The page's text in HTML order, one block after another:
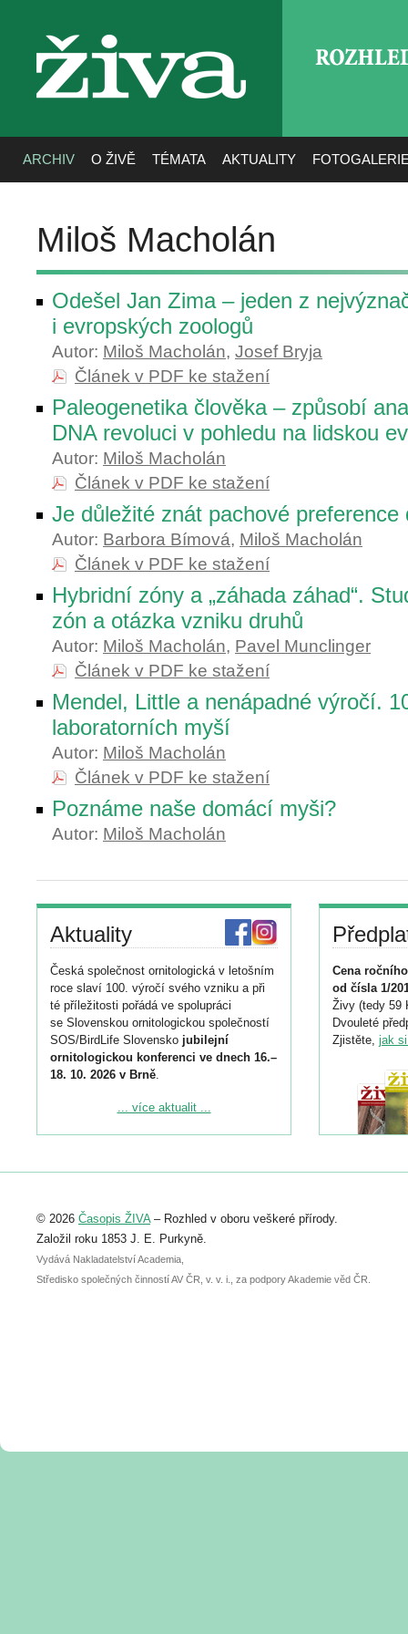
živa
ARCHIV O ŽIVĚ TÉMATA AKTUALITY
Miloš Macholán
Odešel Jan Zima – jeden z
i evropských zoologů
Autor: Miloš Macholán, Josef Bryja
Článek v PDF ke stažení
Paleogenetika člověka – způsobí
DNA revoluci v pohledu na lidskou
Autor: Miloš Macholán
Článek v PDF ke stažení
Je důležité znát pachové
Autor: Barbora Bímová, Miloš Macholán
Článek v PDF ke stažení
Hybridní zóny a „záhada záhad“.
zón a otázka vzniku druhů
Autor: Miloš Macholán, Pavel Munclinger
Článek v PDF ke stažení
Mendel, Little a nenápadné výročí.
laboratorních myší
Autor: Miloš Macholán
Článek v PDF ke stažení
Poznáme naše domácí myši?
Autor: Miloš Macholán
Aktuality
Česká společnost ornitologická v letošním
roce slaví 100. výročí svého vzniku a při
té příležitosti pořádá ve spolupráci
se Slovenskou ornitologickou společností
SOS/BirdLife Slovensko jubilejní
ornitologickou konferenci ve dnech 16.–
18. 10. 2026 v Brně.
Podrobnější informace ke konferenci
Registrovat se můžete do 6. září.
abstraktu přihlášené přednášky nebo
posteru je už 30. června.
... více aktualit ...
Cena
od čísla 1/
Živy (tedy 59
Dvouleté
Zjistěte, jak
© 2026 Časopis ŽIVA– Rozhled v oboru veškeré přírody.
Založil roku 1853 J. E. Purkyně.
Vydává Nakladatelství Academia,
Středisko společných činností AV ČR, v. v. i., za podpory Akademie věd ČR.